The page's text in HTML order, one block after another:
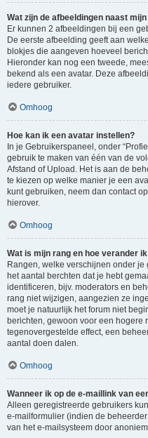
Wat zijn de afbeeldingen naast
Er kunnen 2 afbeeldingen bij een
De eerste afbeelding geeft aan
blokjes die aangeven hoeveel
Hieronder kan nog een tweede,
bekend als een avatar. Deze
iedere gebruiker.
Omhoog
Hoe kan ik een avatar instellen?
In je Gebruikerspaneel, onder
gebruik te maken van één van de
Afstand of Upload. Het is aan de
te kiezen op welke manier je een
kunt gebruiken, neem dan contact
hierover.
Omhoog
Wat is mijn rang en hoe verander
Rangen, welke verschijnen onder
het aantal berchten dat je hebt
identificeren, bijv. moderators en
rang niet wijzigen, aangezien ze
moet je natuurlijk het forum niet
berichten, gewoon voor een hogere
tegenovergestelde effect, een
aantal doen dalen.
Omhoog
Wanneer ik op de e-maillink van
Alleen geregistreerde gebruikers
e-mailformulier (indien de
van het e-mailsysteem door